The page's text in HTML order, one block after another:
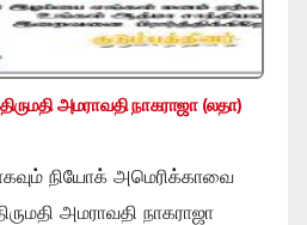
அமராவதி நாகராஜா (லதா)
நியோக் அமெரிக்காவை
அமராவதி நாகராஜா